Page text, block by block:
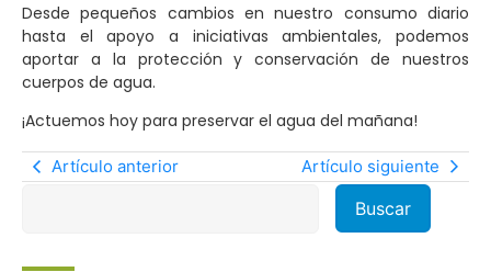
Desde pequeños cambios en nuestro consumo diario
hasta el apoyo a iniciativas ambientales, podemos
aportar a la protección y conservación de nuestros
cuerpos de agua.
¡Actuemos hoy para preservar el agua del mañana!
Artículo anterior Artículo siguiente